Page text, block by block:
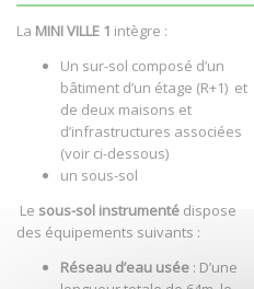
La MINI VILLE 1 intègre :
Un sur-sol composé d’un
bâtiment d’un étage (R+1) et
de deux maisons et
d’infrastructures associées
(voir ci-dessous)
un sous-sol
Le sous-sol instrumenté dispose
des équipements suivants :
Réseau d’eau usée : D’une